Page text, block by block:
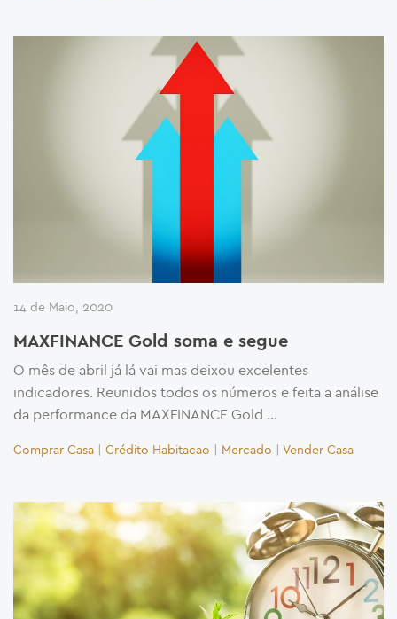
14 de Maio, 2020
MAXFINANCE Gold soma e segue
O mês de abril já lá vai mas deixou excelentes
indicadores. Reunidos todos os números e feita a análise
da performance da MAXFINANCE Gold …
Comprar Casa | Crédito Habitacao | Mercado | Vender Casa